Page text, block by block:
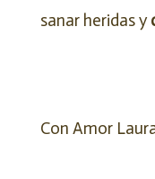
sanar heridas y
Con Amor